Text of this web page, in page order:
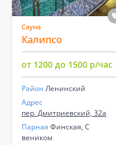
Сауна
Калипсо
от 1200 до 1500 р/час
Район Ленинский
Адрес
пер. Дмитриевский, 32а
Парная Финская, С
веником